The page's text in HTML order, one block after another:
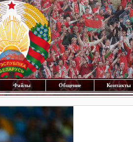
Файлы Общение Контакты